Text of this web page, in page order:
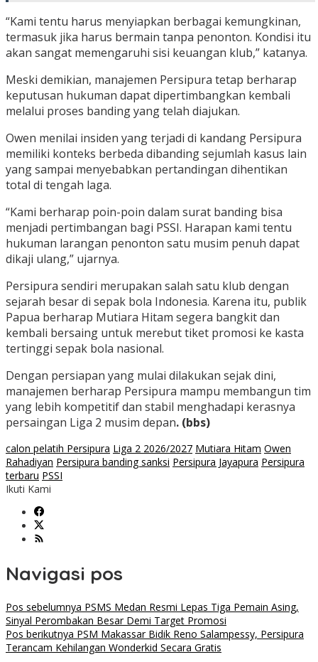
“Kami tentu harus menyiapkan berbagai kemungkinan,
termasuk jika harus bermain tanpa penonton. Kondisi itu
akan sangat memengaruhi sisi keuangan klub,” katanya.
Meski demikian, manajemen Persipura tetap berharap
keputusan hukuman dapat dipertimbangkan kembali
melalui proses banding yang telah diajukan.
Owen menilai insiden yang terjadi di kandang Persipura
memiliki konteks berbeda dibanding sejumlah kasus lain
yang sampai menyebabkan pertandingan dihentikan
total di tengah laga.
“Kami berharap poin-poin dalam surat banding bisa
menjadi pertimbangan bagi PSSI. Harapan kami tentu
hukuman larangan penonton satu musim penuh dapat
dikaji ulang,” ujarnya.
Persipura sendiri merupakan salah satu klub dengan
sejarah besar di sepak bola Indonesia. Karena itu, publik
Papua berharap Mutiara Hitam segera bangkit dan
kembali bersaing untuk merebut tiket promosi ke kasta
tertinggi sepak bola nasional.
Dengan persiapan yang mulai dilakukan sejak dini,
manajemen berharap Persipura mampu membangun tim
yang lebih kompetitif dan stabil menghadapi kerasnya
persaingan Liga 2 musim depan. (bbs)
calon pelatih Persipura Liga 2 2026/2027 Mutiara Hitam Owen
Rahadiyan Persipura banding sanksi Persipura Jayapura Persipura
terbaru PSSI
Ikuti Kami
Navigasi pos
Pos sebelumnya PSMS Medan Resmi Lepas Tiga Pemain Asing,
Sinyal Perombakan Besar Demi Target Promosi
Pos berikutnya PSM Makassar Bidik Reno Salampessy, Persipura
Terancam Kehilangan Wonderkid Secara Gratis